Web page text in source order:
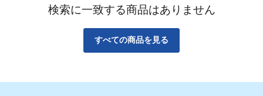
検索に一致する商品はありません
すべての商品を見る